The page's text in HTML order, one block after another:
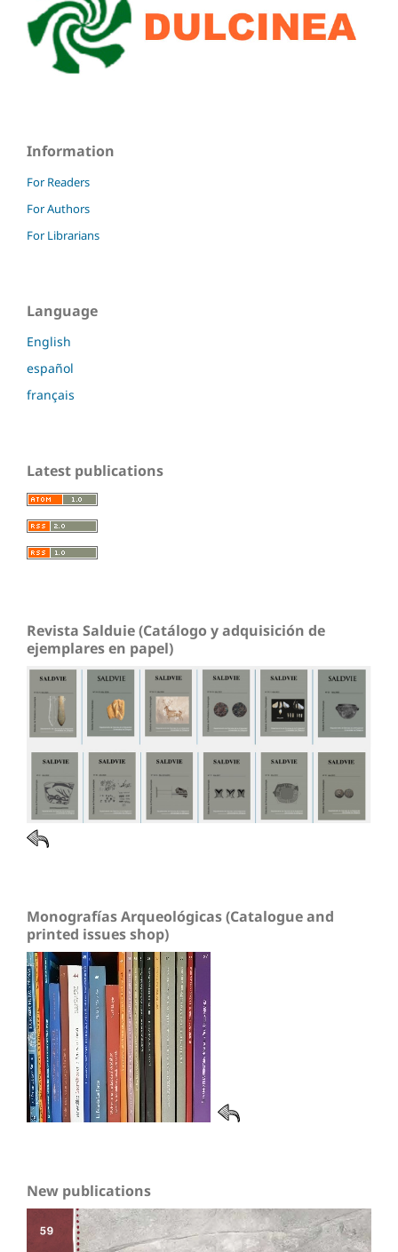
Information
For Readers
For Authors
For Librarians
Language
English
español
français
Latest publications
Revista Salduie (Catálogo y adquisición de
ejemplares en papel)
Monografías Arqueológicas (Catalogue and
printed issues shop)
New publications